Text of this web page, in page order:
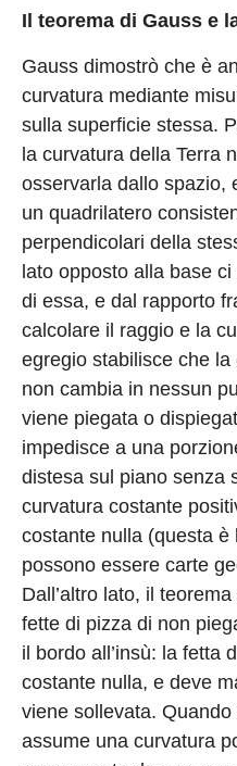
Il teorema di Gauss e
Gauss dimostrò che è
curvatura mediante
sulla superficie stessa.
la curvatura della Terra
osservarla dallo spazio,
un quadrilatero
perpendicolari della
lato opposto alla base
di essa, e dal rapporto
calcolare il raggio e la
egregio stabilisce che
non cambia in nessun
viene piegata o
impedisce a una
distesa sul piano senza
curvatura costante
costante nulla (questa
possono essere carte
Dall’altro lato, il
fette di pizza di non
il bordo all’insù: la fetta
costante nulla, e deve
viene sollevata.
assume una curvatura